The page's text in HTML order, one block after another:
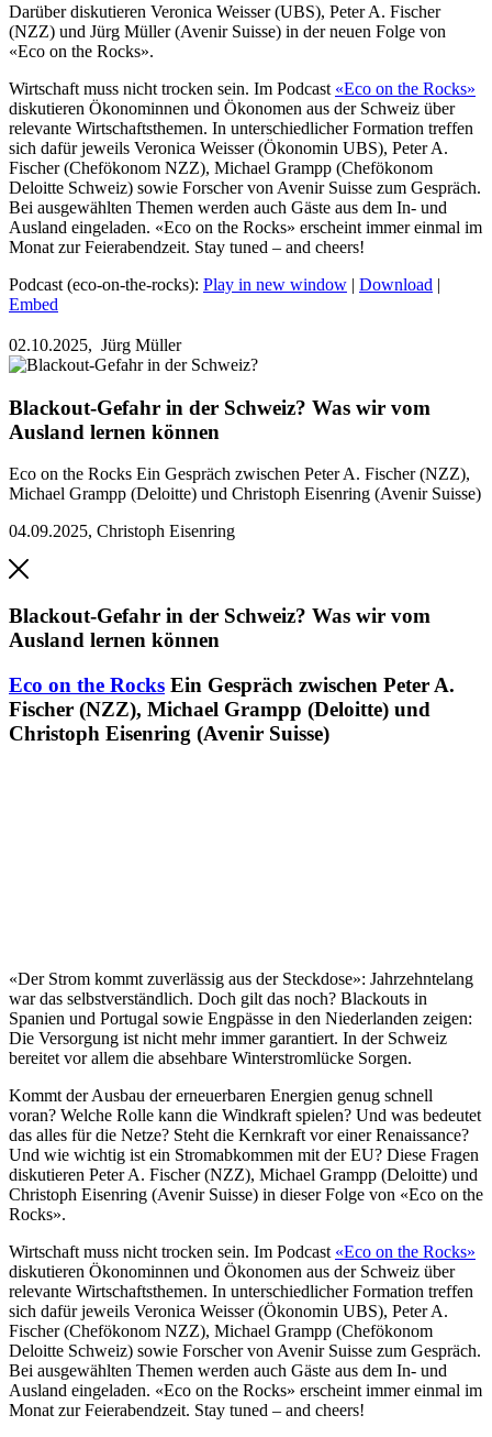
Darüber diskutieren Veronica Weisser (UBS), Peter A. Fischer
(NZZ) und Jürg Müller (Avenir Suisse) in der neuen Folge von
«Eco on the Rocks».
Wirtschaft muss nicht trocken sein. Im Podcast «Eco on the Rocks»
diskutieren Ökonominnen und Ökonomen aus der Schweiz über
relevante Wirtschaftsthemen. In unterschiedlicher Formation treffen
sich dafür jeweils Veronica Weisser (Ökonomin UBS), Peter A.
Fischer (Chefökonom NZZ), Michael Grampp (Chefökonom
Deloitte Schweiz) sowie Forscher von Avenir Suisse zum Gespräch.
Bei ausgewählten Themen werden auch Gäste aus dem In- und
Ausland eingeladen. «Eco on the Rocks» erscheint immer einmal im
Monat zur Feierabendzeit. Stay tuned – and cheers!
Podcast (eco-on-the-rocks): Play in new window | Download |
Embed
02.10.2025, Jürg Müller
Blackout-Gefahr in der Schweiz? Was wir vom
Ausland lernen können
Eco on the Rocks Ein Gespräch zwischen Peter A. Fischer (NZZ),
Michael Grampp (Deloitte) und Christoph Eisenring (Avenir Suisse)
04.09.2025, Christoph Eisenring
Blackout-Gefahr in der Schweiz? Was wir vom
Ausland lernen können
Eco on the Rocks Ein Gespräch zwischen Peter A.
Fischer (NZZ), Michael Grampp (Deloitte) und
Christoph Eisenring (Avenir Suisse)
«Der Strom kommt zuverlässig aus der Steckdose»: Jahrzehntelang
war das selbstverständlich. Doch gilt das noch? Blackouts in
Spanien und Portugal sowie Engpässe in den Niederlanden zeigen:
Die Versorgung ist nicht mehr immer garantiert. In der Schweiz
bereitet vor allem die absehbare Winterstromlücke Sorgen.
Kommt der Ausbau der erneuerbaren Energien genug schnell
voran? Welche Rolle kann die Windkraft spielen? Und was bedeutet
das alles für die Netze? Steht die Kernkraft vor einer Renaissance?
Und wie wichtig ist ein Stromabkommen mit der EU? Diese Fragen
diskutieren Peter A. Fischer (NZZ), Michael Grampp (Deloitte) und
Christoph Eisenring (Avenir Suisse) in dieser Folge von «Eco on the
Rocks».
Wirtschaft muss nicht trocken sein. Im Podcast «Eco on the Rocks»
diskutieren Ökonominnen und Ökonomen aus der Schweiz über
relevante Wirtschaftsthemen. In unterschiedlicher Formation treffen
sich dafür jeweils Veronica Weisser (Ökonomin UBS), Peter A.
Fischer (Chefökonom NZZ), Michael Grampp (Chefökonom
Deloitte Schweiz) sowie Forscher von Avenir Suisse zum Gespräch.
Bei ausgewählten Themen werden auch Gäste aus dem In- und
Ausland eingeladen. «Eco on the Rocks» erscheint immer einmal im
Monat zur Feierabendzeit. Stay tuned – and cheers!